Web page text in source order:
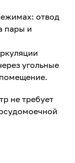
отвод
пары и
угольные
не требует